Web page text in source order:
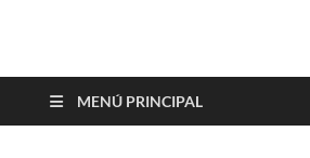
Cine maldito
MENÚ PRINCIPAL